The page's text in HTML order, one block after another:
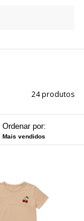
24 produtos
Ordenar por:
Mais vendidos